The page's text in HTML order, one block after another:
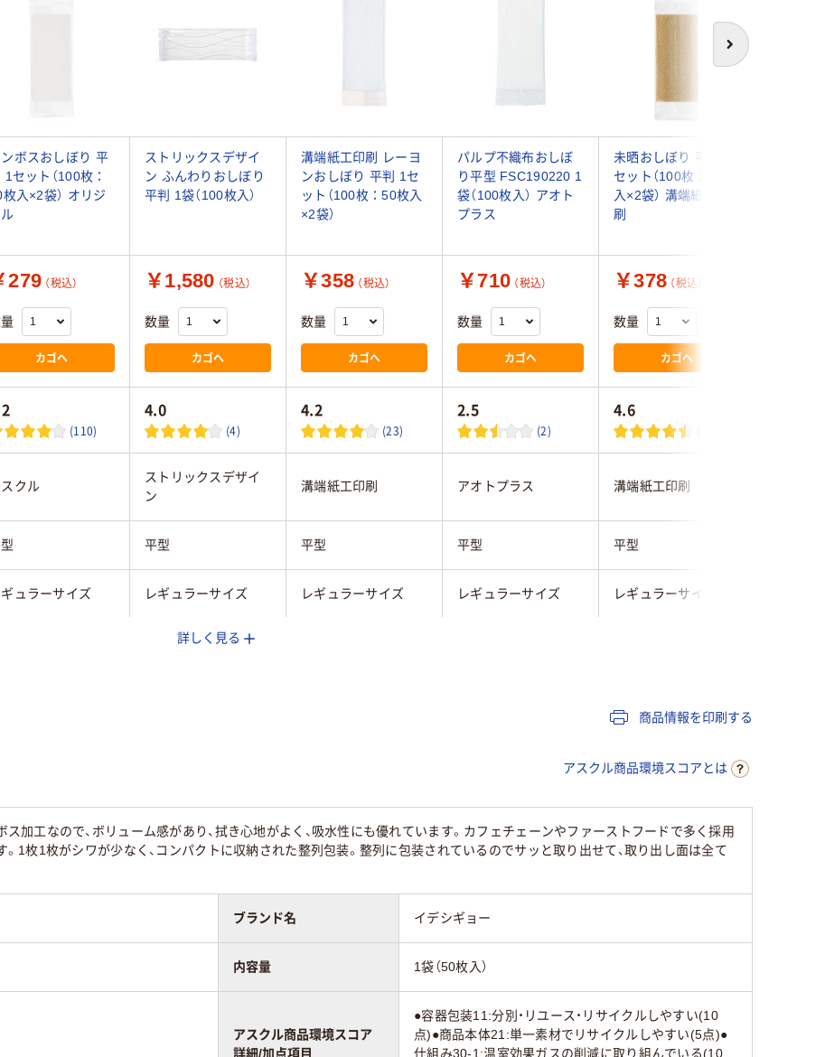
次へ
ボスおしぼり 平
1セット（100枚：
入×2袋） オリジ
ストリックスデザイ
ン ふんわりおしぼり
平判 1袋（100枚入）
溝端紙工印刷 レーヨ
ンおしぼり 平判 1セ
ット（100枚：50枚入
×2袋）
パルプ不織布おしぼ
り平型 FSC190220 1
袋（100枚入） アオト
プラス
未晒おしぼり 平型 1
セット（100枚：50枚
入×2袋） 溝端紙工印
刷
279 （税込）
カゴへ
￥1,580 （税込）
数量
カゴへ
￥358 （税込）
数量
カゴへ
￥710 （税込）
数量
カゴへ
￥378 （税込）
数量
カゴへ
(110)
4.0
(4)
4.2
(23)
2.5
(2)
4.6
(13)
クル
ストリックスデザイ
ン
溝端紙工印刷 アオトプラス 溝端紙工印刷
平型 平型 平型 平型
ギュラーサイズ レギュラーサイズ レギュラーサイズ レギュラーサイズ レギュラーサイズ
詳しく見る
商品情報を印刷する
アスクル商品環境スコアとは
加工なので、ボリューム感があり、拭き心地がよく、吸水性にも優れています。カフェチェーンやファーストフードで多く採用
。1枚1枚がシワが少なく、コンパクトに収納された整列包装。整列に包装されているのでサッと取り出せて、取り出し面は全て
ブランド名 イデシギョー
内容量 1袋（50枚入）
アスクル商品環境スコア
詳細/加点項目
●容器包装11:分別・リユース・リサイクルしやすい(10
点)●商品本体21:単一素材でリサイクルしやすい(5点)●
仕組み30-1:温室効果ガスの削減に取り組んでいる(10